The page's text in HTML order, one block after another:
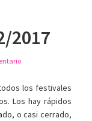
2017
los festivales
Los hay rápidos
o casi cerrado,